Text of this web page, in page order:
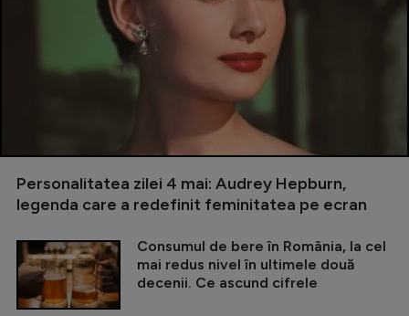
Personalitatea zilei 4 mai: Audrey Hepburn,
legenda care a redefinit feminitatea pe ecran
Consumul de bere în România, la cel
mai redus nivel în ultimele două
decenii. Ce ascund cifrele